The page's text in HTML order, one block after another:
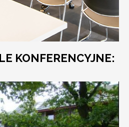
KONFERENCYJNE: